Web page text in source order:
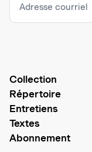
Collection
Répertoire
Entretiens
Textes
Abonnement